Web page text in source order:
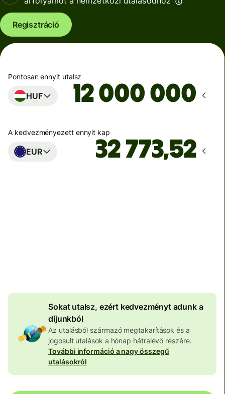
Regisztráció
Pontosan ennyit utalsz
HUF
A kedvezményezett ennyit kap
EUR
Sokat utalsz, ezért kedvezményt adunk a
díjunkból
Az utalásból származó megtakarítások és a
jogosult utalások a hónap hátralévő részére.
További információ a nagy összegű
utalásokról